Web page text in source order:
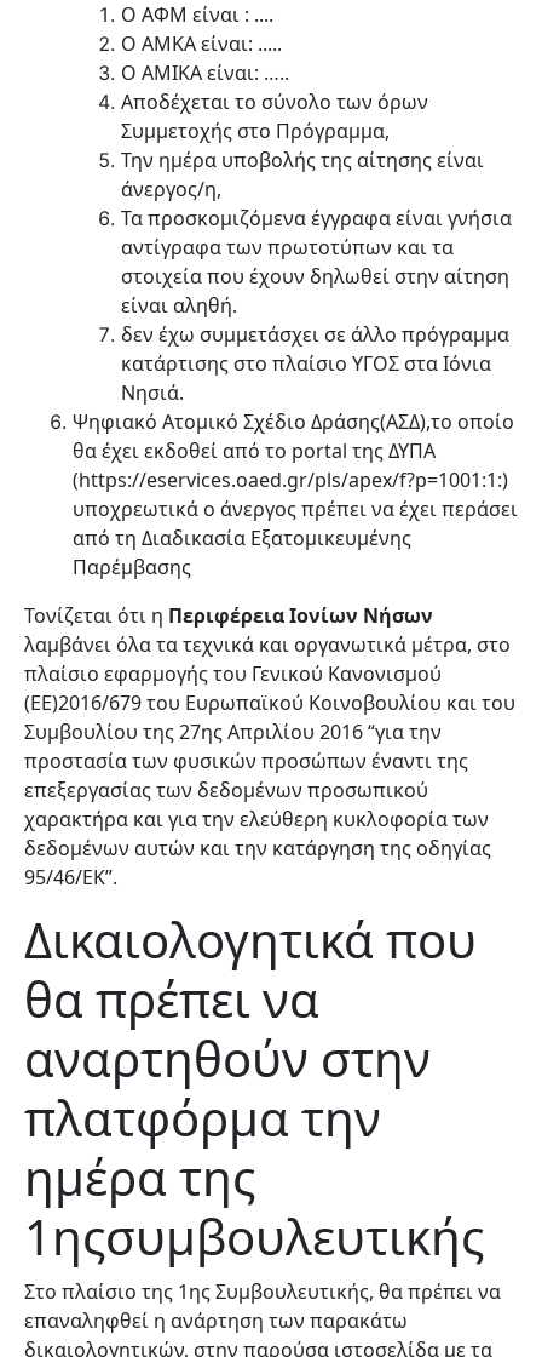
Ο ΑΦΜ είναι : ....
Ο ΑΜΚΑ είναι: .....
Ο ΑΜΙΚΑ είναι: …..
Αποδέχεται το σύνολο των όρων
Συμμετοχής στο Πρόγραμμα,
Την ημέρα υποβολής της αίτησης είναι
άνεργος/η,
Τα προσκομιζόμενα έγγραφα είναι γνήσια
αντίγραφα των πρωτοτύπων και τα
στοιχεία που έχουν δηλωθεί στην αίτηση
είναι αληθή.
δεν έχω συμμετάσχει σε άλλο πρόγραμμα
κατάρτισης στο πλαίσιο ΥΓΟΣ στα Ιόνια
Νησιά.
Ψηφιακό Ατομικό Σχέδιο Δράσης(ΑΣΔ),το οποίο
θα έχει εκδοθεί από το portal της ΔΥΠΑ
(https://eservices.oaed.gr/pls/apex/f?p=1001:1:)
υποχρεωτικά ο άνεργος πρέπει να έχει περάσει
από τη Διαδικασία Εξατομικευμένης
Παρέμβασης
Τονίζεται ότι η Περιφέρεια Ιονίων Νήσων
λαμβάνει όλα τα τεχνικά και οργανωτικά μέτρα, στο
πλαίσιο εφαρμογής του Γενικού Κανονισμού
(ΕΕ)2016/679 του Ευρωπαϊκού Κοινοβουλίου και του
Συμβουλίου της 27ης Απριλίου 2016 “για την
προστασία των φυσικών προσώπων έναντι της
επεξεργασίας των δεδομένων προσωπικού
χαρακτήρα και για την ελεύθερη κυκλοφορία των
δεδομένων αυτών και την κατάργηση της οδηγίας
95/46/ΕΚ”.
Δικαιολογητικά που
θα πρέπει να
αναρτηθούν στην
πλατφόρμα την
ημέρα της
1ηςσυμβουλευτικής
Στο πλαίσιο της 1ης Συμβουλευτικής, θα πρέπει να
επαναληφθεί η ανάρτηση των παρακάτω
δικαιολογητικών, στην παρούσα ιστοσελίδα με τα